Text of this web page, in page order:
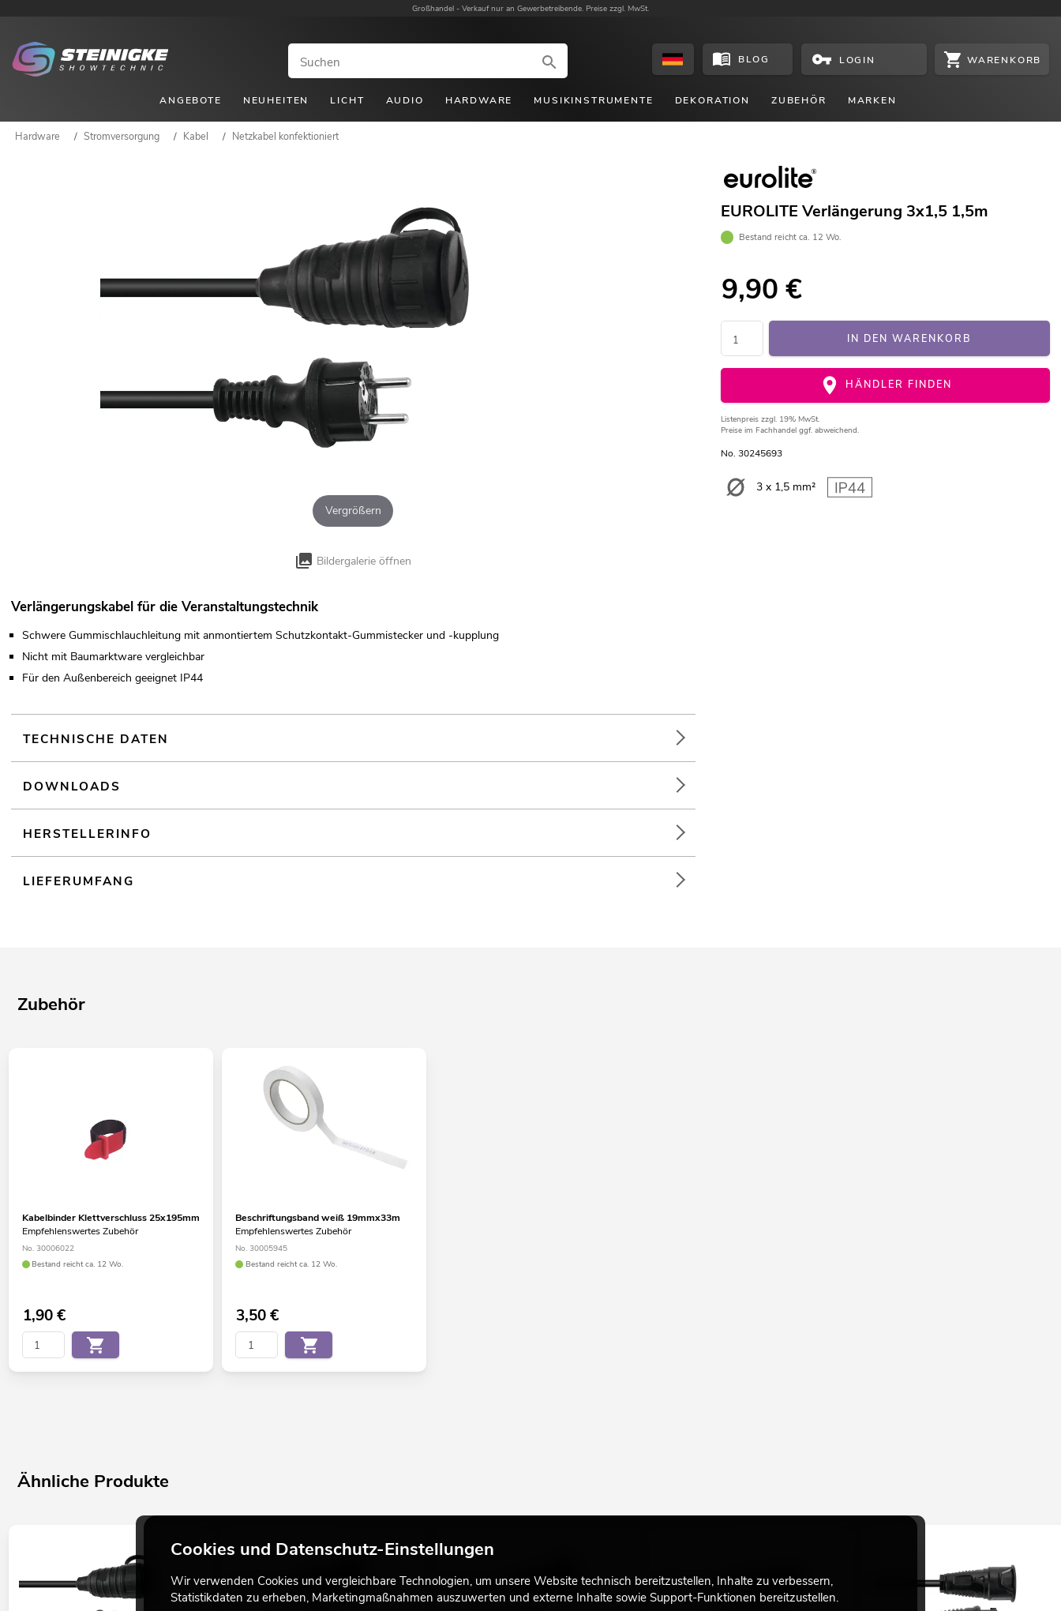
Großhandel - Verkauf nur an Gewerbetreibende. Preise zzgl. MwSt.
BLOG LOGIN WARENKORB
ANGEBOTE NEUHEITEN LICHT AUDIO HARDWARE MUSIKINSTRUMENTE DEKORATION ZUBEHÖR MARKEN
Hardware / Stromversorgung / Kabel / Netzkabel konfektioniert
Vergrößern
Bildergalerie öffnen
EUROLITE Verlängerung 3x1,5 1,5m
Bestand reicht ca. 12 Wo.
9,90 €
IN DEN WARENKORB
HÄNDLER FINDEN
Listenpreis zzgl. 19% MwSt.
Preise im Fachhandel ggf. abweichend.
No. 30245693
3 x 1,5 mm²
Verlängerungskabel für die Veranstaltungstechnik
Schwere Gummischlauchleitung mit anmontiertem Schutzkontakt-Gummistecker und -kupplung
Nicht mit Baumarktware vergleichbar
Für den Außenbereich geeignet IP44
TECHNISCHE DATEN
DOWNLOADS
HERSTELLERINFO
LIEFERUMFANG
Zubehör
Kabelbinder Klettverschluss 25x195mm
Empfehlenswertes Zubehör
No. 30006022
Bestand reicht ca. 12 Wo.
1,90€
Beschriftungsband weiß 19mmx33m
Empfehlenswertes Zubehör
No. 30005945
Bestand reicht ca. 12 Wo.
3,50€
Ähnliche Produkte
Cookies und Datenschutz-Einstellungen
Wir verwenden Cookies und vergleichbare Technologien, um unsere Website technisch bereitzustellen, Inhalte zu verbessern,
Statistikdaten zu erheben, Marketingmaßnahmen auszuwerten und externe Inhalte sowie Support-Funktionen bereitzustellen.